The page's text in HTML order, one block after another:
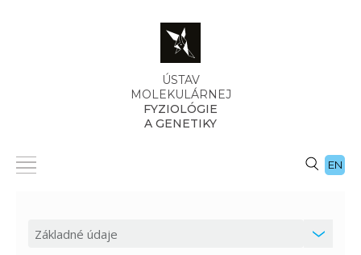
ÚSTAV
MOLEKULÁRNEJ
FYZIOLÓGIE
A GENETIKY
EN